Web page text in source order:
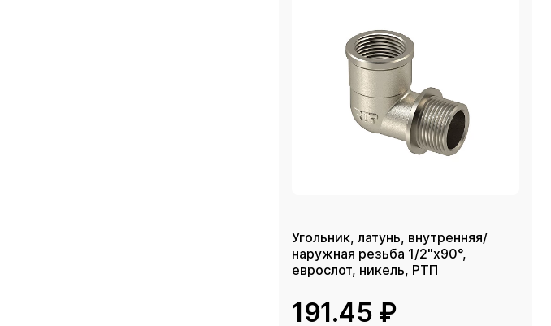
Угольник, латунь, внутренняя/
наружная резьба 1/2"х90°,
еврослот, никель, РТП
191.45 ₽